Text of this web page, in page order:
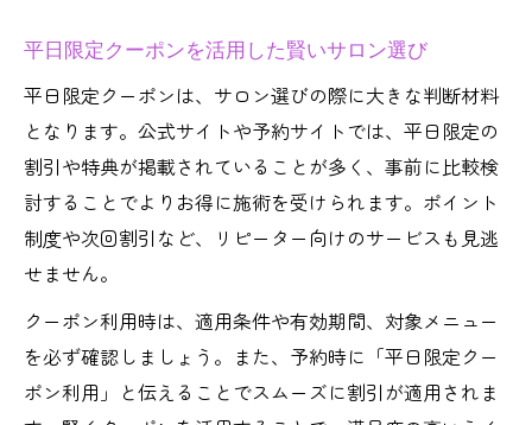
ント
平日限定クーポンを活用した賢いサロン選び
平日限定クーポンは、サロン選びの際に大きな判断材料
となります。公式サイトや予約サイトでは、平日限定の
割引や特典が掲載されていることが多く、事前に比較検
討することでよりお得に施術を受けられます。ポイント
制度や次回割引など、リピーター向けのサービスも見逃
せません。
クーポン利用時は、適用条件や有効期間、対象メニュー
を必ず確認しましょう。また、予約時に「平日限定クー
ポン利用」と伝えることでスムーズに割引が適用されま